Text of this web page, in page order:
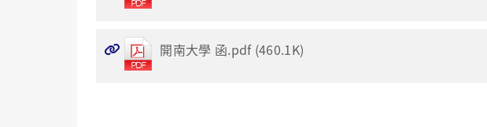
開南大學 函.pdf (460.1K)